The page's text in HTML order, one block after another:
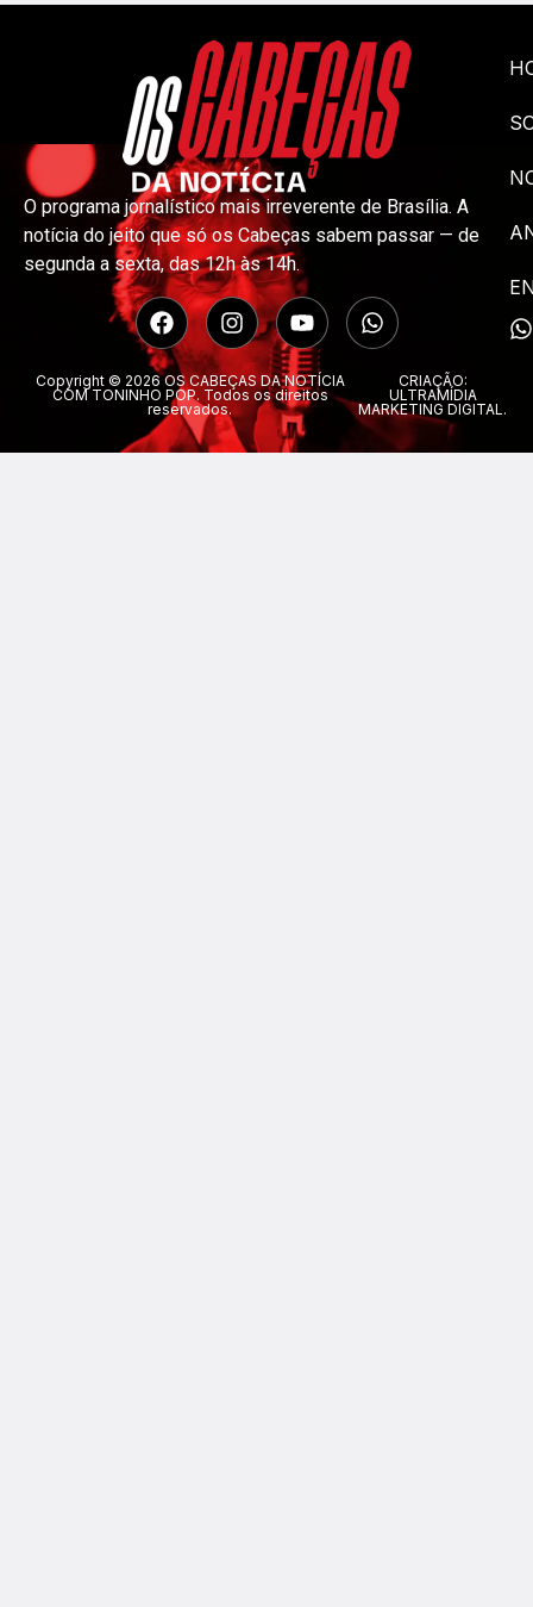
O programa jornalístico mais irreverente de Brasília. A
notícia do jeito que só os Cabeças sabem passar — de
segunda a sexta, das 12h às 14h.
Copyright © 2026 OS CABEÇAS DA NOTÍCIA
COM TONINHO POP. Todos os direitos
reservados.
CRIAÇÃO:
ULTRAMÍDIA
MARKETING DIGITAL.